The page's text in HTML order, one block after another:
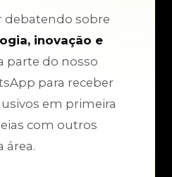
debatendo sobre
inovação e
parte do nosso
para receber
em primeira
com outros
área.